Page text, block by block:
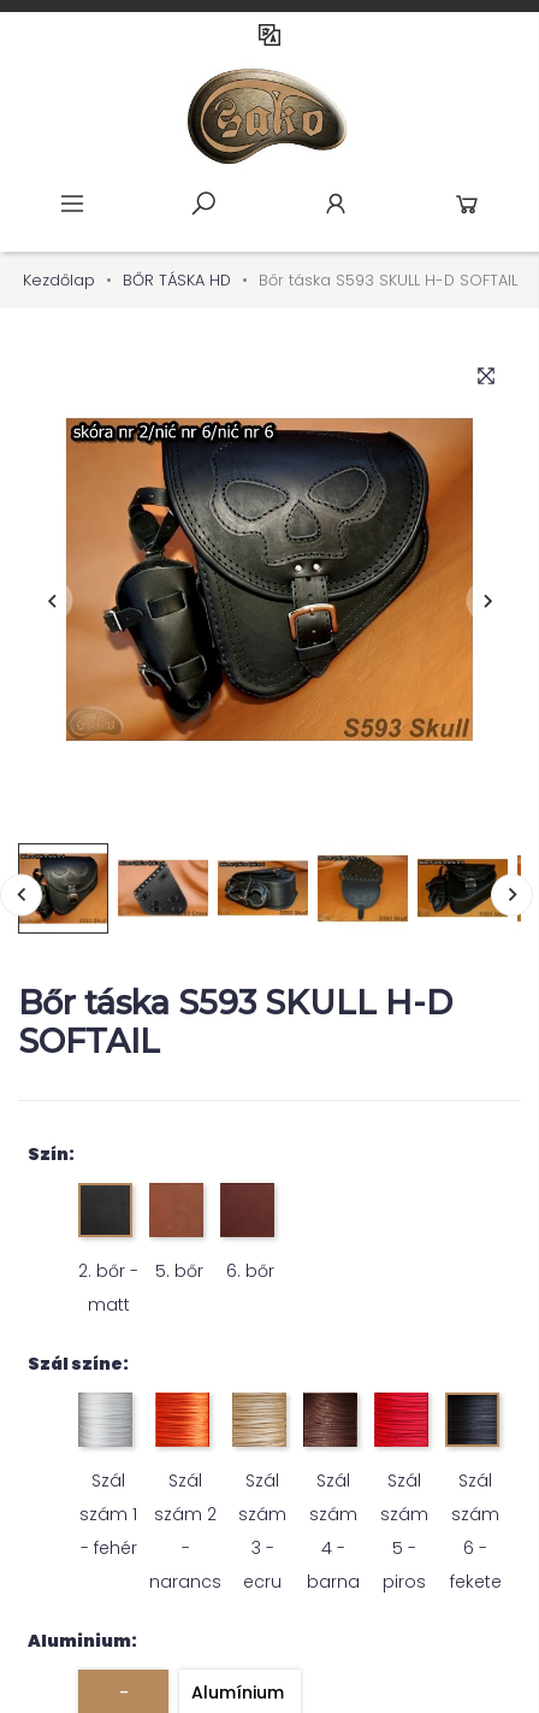
Kezdőlap BŐR TÁSKA HD Bőr táska S593 SKULL H-D SOFTAIL
Bőr táska S593 SKULL H-D
SOFTAIL
Szín:
2. bőr -
matt
5. bőr 6. bőr
Szál színe:
Szál
szám 1
- fehér
Szál
szám 2
-
narancs
Szál
szám
3 -
ecru
Szál
szám
4 -
barna
Szál
szám
5 -
piros
Szál
szám
6 -
fekete
Aluminium:
-
Alumínium